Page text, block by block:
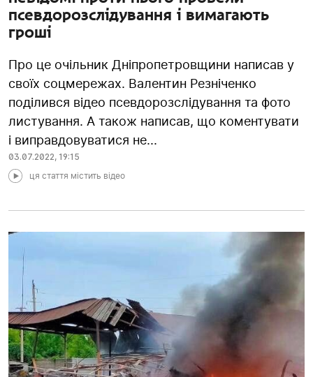
псевдорозслідування і вимагають
гроші
Про це очільник Дніпропетровщини написав у
своїх соцмережах. Валентин Резніченко
поділився відео псевдорозслідування та фото
листування. А також написав, що коментувати
і виправдовуватися не...
03.07.2022, 19:15
ця стаття містить відео